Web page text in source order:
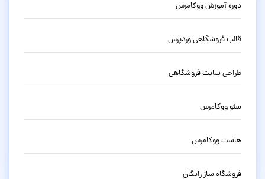
دوره آموزش ووکامرس
قالب فروشگاهی وردپرس
طراحی سایت فروشگاهی
سئو ووکامرس
هاست ووکامرس
فروشگاه ساز رایگان